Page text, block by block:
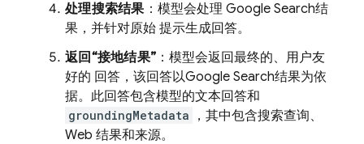
处理搜索结果 ：模型会处理 Google Search结
果，并针对原始 提示生成回答。
返回“接地结果” ：模型会返回最终的、用户友
好的 回答，该回答以Google Search结果为依
据。此回答包含模型的文本回答和
groundingMetadata
，其中包含搜索查询、
Web 结果和来源。